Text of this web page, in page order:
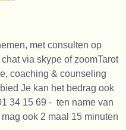
met consulten op
via skype of zoomTarot
coaching & counseling
Je kan het bedrag ook
34 15 69 - ten name van
ook 2 maal 15 minuten